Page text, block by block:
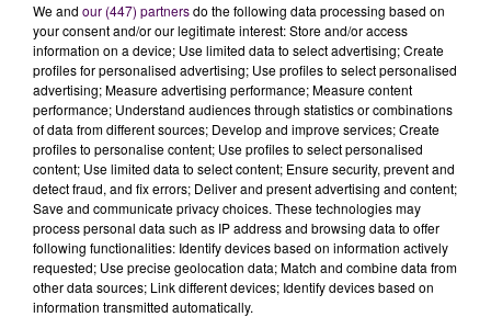
Dans les EHPAD
Si les chiffres ne portent que sur moins de 150
établissements de type"EHPAD"ou instituts médico-
sociaux en Pays-de-la-Loire, l'ARS annonce tout de
même déjà 18 résidents décédés, 419 autres
potentiellement contaminés et 263 professionnels qui
présentent eux aussi, les symptômes.
We and our (447) partnersdo the following data processing based on
your consent and/or our legitimate interest: Store and/or access
information on a device; Use limited data to select advertising; Create
profiles for personalised advertising; Use profiles to select personalised
advertising; Measure advertising performance; Measure content
performance; Understand audiences through statistics or combinations
of data from different sources; Develop and improve services; Create
profiles to personalise content; Use profiles to select personalised
content; Use limited data to select content; Ensure security, prevent and
detect fraud, and fix errors; Deliver and present advertising and content;
Save and communicate privacy choices. These technologies may
process personal data such as IP address and browsing data to offer
following functionalities: Identify devices based on information actively
requested; Use precise geolocation data; Match and combine data from
other data sources; Link different devices; Identify devices based on
information transmitted automatically.